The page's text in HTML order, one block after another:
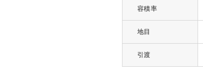
容積率
地目
引渡